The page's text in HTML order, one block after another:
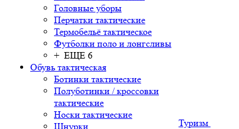
Головные уборы
Перчатки тактические
Термобельё тактическое
Футболки поло и лонгсливы
+ ЕЩЕ 6
Обувь тактическая
Ботинки тактические
Полуботинки / кроссовки
тактические
Носки тактические
Шнурки
Туризм